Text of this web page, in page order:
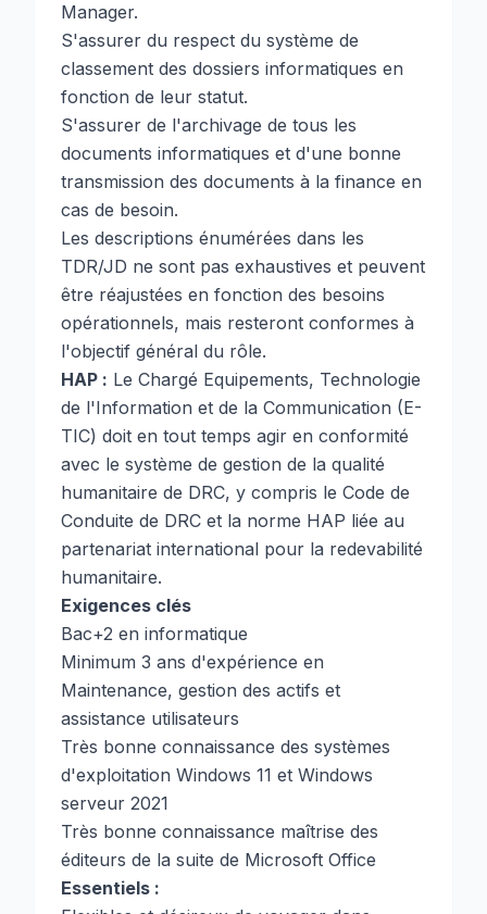
Manager.
S'assurer du respect du système de
classement des dossiers informatiques en
fonction de leur statut.
S'assurer de l'archivage de tous les
documents informatiques et d'une bonne
transmission des documents à la finance en
cas de besoin.
Les descriptions énumérées dans les
TDR/JD ne sont pas exhaustives et peuvent
être réajustées en fonction des besoins
opérationnels, mais resteront conformes à
l'objectif général du rôle.
HAP : Le Chargé Equipements, Technologie
de l'Information et de la Communication (E-
TIC) doit en tout temps agir en conformité
avec le système de gestion de la qualité
humanitaire de DRC, y compris le Code de
Conduite de DRC et la norme HAP liée au
partenariat international pour la redevabilité
humanitaire.
Exigences clés
Bac+2 en informatique
Minimum 3 ans d'expérience en
Maintenance, gestion des actifs et
assistance utilisateurs
Très bonne connaissance des systèmes
d'exploitation Windows 11 et Windows
serveur 2021
Très bonne connaissance maîtrise des
éditeurs de la suite de Microsoft Office
Essentiels :